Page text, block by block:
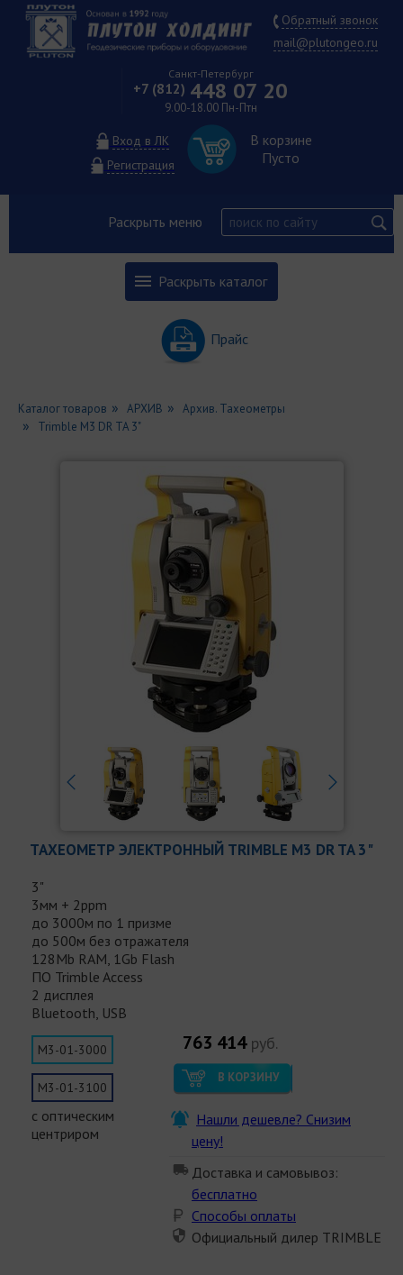
Обратный звонок
mail@plutongeo.ru
Санкт-Петербург
+7 (812) 448 07 20
9.00-18.00 Пн-Птн
Вход в ЛК
Регистрация
В корзине
Пусто
Раскрыть меню
Раскрыть каталог
Прайс
Каталог товаров АРХИВ
Архив. Тахеометры
Trimble M3 DR TA 3"
ТАХЕОМЕТР ЭЛЕКТРОННЫЙ TRIMBLE M3 DR TA 3"
3"
3мм + 2ppm
до 3000м по 1 призме
до 500м без отражателя
128Mb RAM, 1Gb Flash
ПО Trimble Access
2 дисплея
Bluetooth, USB
763 414 руб.
В КОРЗИНУ
Нашли дешевле? Снизим
цену!
Доставка и самовывоз:
бесплатно
Способы оплаты
Официальный дилер TRIMBLE
M3-01-3000
M3-01-3100
с оптическим
центриром